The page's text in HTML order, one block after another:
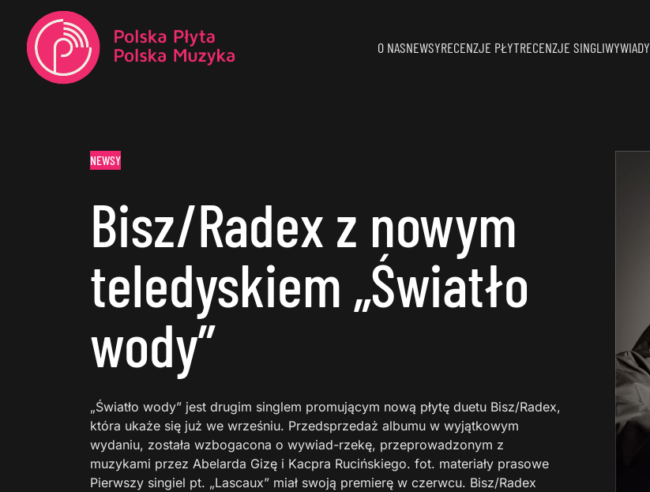
O NASNEWSYRECENZJE PŁYTRECENZJE SINGLIWYWIADY
NEWSY
Bisz/Radex z nowym
teledyskiem „Światło
wody”
„Światło wody” jest drugim singlem promującym nową płytę duetu Bisz/Radex,
która ukaże się już we wrześniu. Przedsprzedaż albumu w wyjątkowym
wydaniu, została wzbogacona o wywiad-rzekę, przeprowadzonym z
muzykami przez Abelarda Gizę i Kacpra Rucińskiego. fot. materiały prasowe
Pierwszy singiel pt. „Lascaux” miał swoją premierę w czerwcu. Bisz/Radex